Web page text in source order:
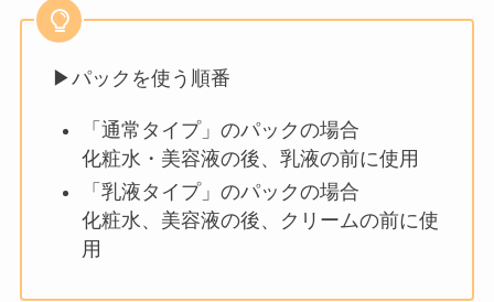
▶パックを使う順番
「通常タイプ」のパックの場合
化粧水・美容液の後、乳液の前に使用
「乳液タイプ」のパックの場合
化粧水、美容液の後、クリームの前に使
用